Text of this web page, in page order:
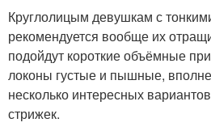
Круглолицым девушкам с
рекомендуется вообще их
подойдут короткие объёмные
локоны густые и пышные,
несколько интересных
стрижек.